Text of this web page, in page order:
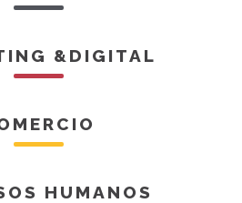
&DIGITAL
HUMANOS